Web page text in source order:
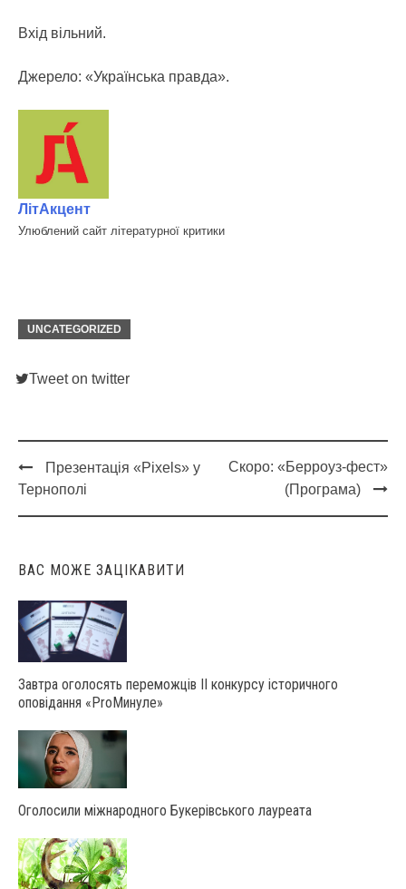
Вхід вільний.
Джерело: «Українська правда».
ЛітАкцент
Улюблений сайт літературної критики
UNCATEGORIZED
Tweet on twitter
Post
navigation
Презентація «Pixels» у
Тернополі
Скоро: «Берроуз-фест»
(Програма)
ВАС МОЖЕ ЗАЦІКАВИТИ
Завтра оголосять переможців ІІ конкурсу історичного
оповідання «ProМинуле»
Оголосили міжнародного Букерівського лауреата